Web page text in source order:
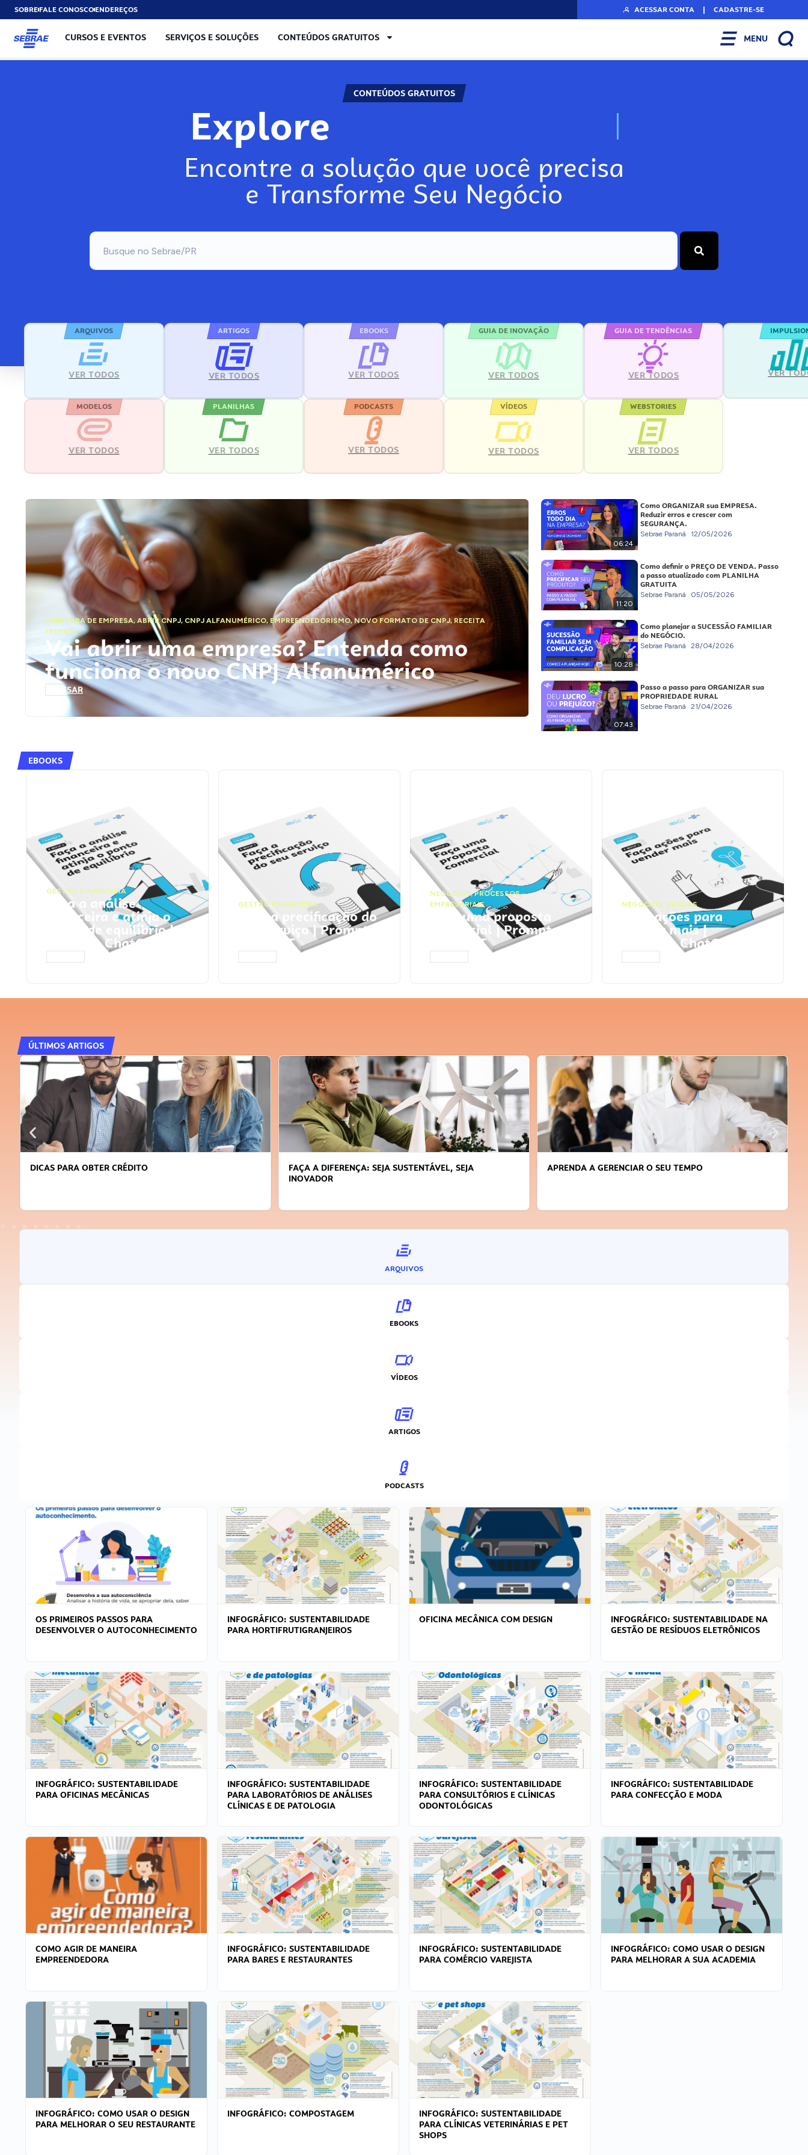
SOBREFALE CONOSCOENDEREÇOS ACESSAR CONTA | CADASTRE-SE
CURSOS E EVENTOS SERVIÇOS E SOLUÇÕES CONTEÚDOS GRATUITOS MENU
CONTEÚDOS GRATUITOS
Explore N
Encontre a solução que você precisa
e Transforme Seu Negócio
ARQUIVOS
VER TODOS
ARTIGOS
VER TODOS
EBOOKS
VER TODOS
GUIA DE INOVAÇÃO
VER TODOS
GUIA DE TENDÊNCIAS
VER TODOS VER
MODELOS
VER TODOS
PLANILHAS
VER TODOS
PODCASTS
VER TODOS
VÍDEOS
VER TODOS
WEBSTORIES
VER TODOS
ABERTURA DE EMPRESA,ABRIR CNPJ, CNPJ ALFANUMÉRICO, EMPREENDEDORISMO,NOVO FORMATO DE CNPJ,RECEITA
FEDERAL
Vai abrir uma empresa? Entenda como
funciona o novo CNPJ Alfanumérico
ACESSAR
06:24
Como ORGANIZAR sua EMPRESA.
Reduzir erros e crescer com
SEGURANÇA.
Sebrae Paraná 12/05/2026
11:20
Como definir o PREÇO DE VENDA. Passo
a passo atualizado com PLANILHA
GRATUITA
Sebrae Paraná 05/05/2026
10:28
Como planejar a SUCESSÃO FAMILIAR
do NEGÓCIO.
Sebrae Paraná 28/04/2026
07:43
Passo a passo para ORGANIZAR sua
PROPRIEDADE RURAL
Sebrae Paraná 21/04/2026
EBOOKS
GESTÃO FINANCEIRA
Faça a análise
financeira e atinja o
ponto de equilíbrio |
Prompts ChatGPT
GESTÃO FINANCEIRA
Faça a precificação do
seu serviço | Prompts
ChatGPT
NEGÓCIOS,PROCESSOS
EMPRESARIAIS
Faça uma proposta
comercial | Prompts
ChatGPT
NEGÓCIOS, VENDAS
Faça ações para
vender mais |
Prompts ChatGPT
ÚLTIMOS ARTIGOS
DICAS PARA OBTER CRÉDITO
FAÇA A DIFERENÇA: SEJA SUSTENTÁVEL, SEJA
INOVADOR
APRENDA A GERENCIAR O SEU TEMPO
ARQUIVOS
EBOOKS
VÍDEOS
ARTIGOS
PODCASTS
OS PRIMEIROS PASSOS PARA
DESENVOLVER O AUTOCONHECIMENTO
INFOGRÁFICO: SUSTENTABILIDADE
PARA HORTIFRUTIGRANJEIROS
OFICINA MECÂNICA COM DESIGN
INFOGRÁFICO: SUSTENTABILIDADE NA
GESTÃO DE RESÍDUOS ELETRÔNICOS
INFOGRÁFICO: SUSTENTABILIDADE
PARA OFICINAS MECÂNICAS
INFOGRÁFICO: SUSTENTABILIDADE
PARA LABORATÓRIOS DE ANÁLISES
CLÍNICAS E DE PATOLOGIA
INFOGRÁFICO: SUSTENTABILIDADE
PARA CONSULTÓRIOS E CLÍNICAS
ODONTOLÓGICAS
INFOGRÁFICO: SUSTENTABILIDADE
PARA CONFECÇÃO E MODA
COMO AGIR DE MANEIRA
EMPREENDEDORA
INFOGRÁFICO: SUSTENTABILIDADE
PARA BARES E RESTAURANTES
INFOGRÁFICO: SUSTENTABILIDADE
PARA COMÉRCIO VAREJISTA
INFOGRÁFICO: COMO USAR O DESIGN
PARA MELHORAR A SUA ACADEMIA
INFOGRÁFICO: COMO USAR O DESIGN
PARA MELHORAR O SEU RESTAURANTE
INFOGRÁFICO: COMPOSTAGEM
INFOGRÁFICO: SUSTENTABILIDADE
PARA CLÍNICAS VETERINÁRIAS E PET
SHOPS